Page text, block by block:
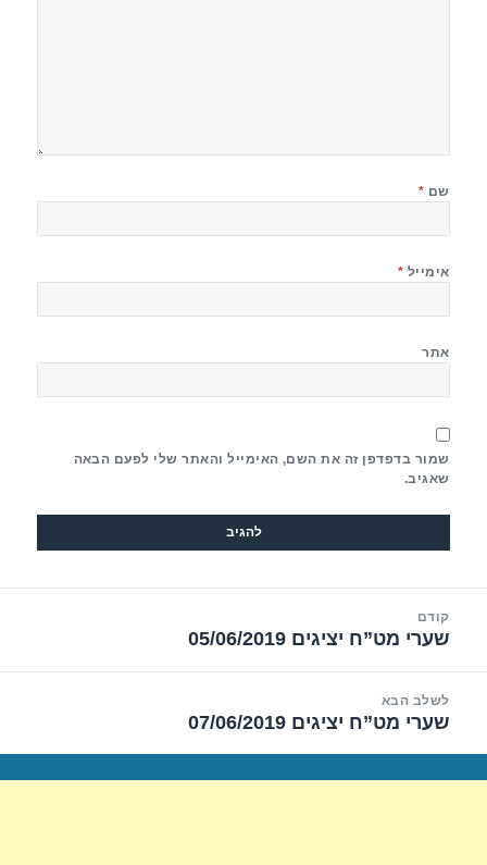
שם *
אימייל *
אתר
שמור בדפדפן זה את השם, האימייל והאתר שלי לפעם הבאה
שאגיב.
קודם
הפוסט
שערי מט”ח יציגים 05/06/2019
לשלב הבא
הפוסט
שערי מט”ח יציגים 07/06/2019